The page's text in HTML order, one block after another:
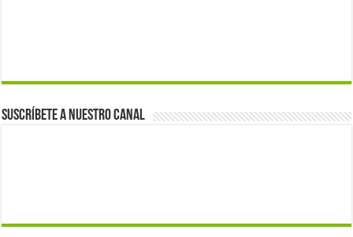
Suscríbete a nuestro canal